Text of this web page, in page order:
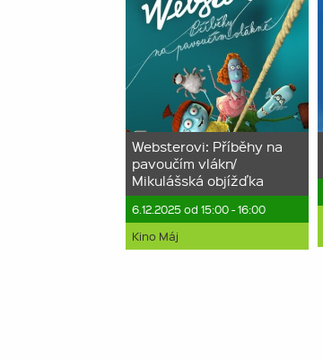
Websterovi: Příběhy na
pavoučím vlákn/
Mikulášská objížďka
6.12.2025 od 15:00 - 16:00
Kino Máj